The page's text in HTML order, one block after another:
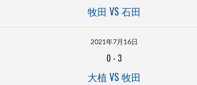
牧田 VS 石田
2021年7月16日
0 - 3
大植 VS 牧田